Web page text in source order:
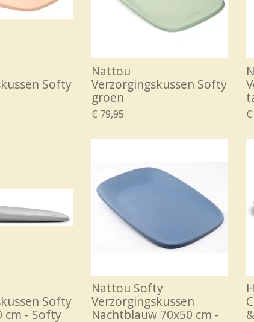
Softy
Nattou
Verzorgingskussen Softy
groen
€ 79,95
Softy
cm - Softy
Nattou Softy
Verzorgingskussen
Nachtblauw 70x50 cm -